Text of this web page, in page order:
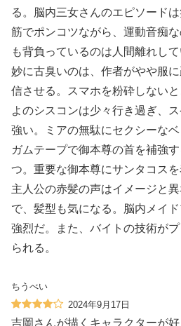
る。脳内三女さんのエピソード
筋でポンコツながら、運動音痴
も背負っているのは人間離れし
妙に古臭いのは、作者がやや服
信させる。スマホを粉砕しない
よのシスコンは少々行き過ぎ、
強い。ミアの無駄にセクシーなベ
ガムテープで御本尊の首を補強
つ。重要な御本尊にサンタコスを
主人公の赤髪の声はイメージと
で、髪型も気になる。脳内メイ
強烈だ。また、バイトの技術が
られる。
ちうべい
2024年9月17日
吉岡さんが描くキャラクターが好